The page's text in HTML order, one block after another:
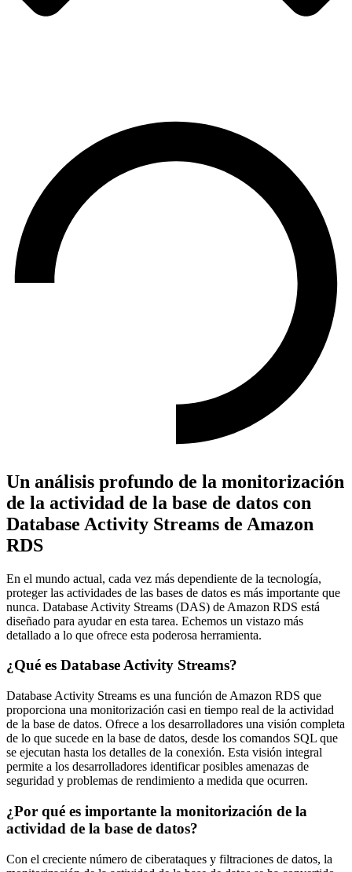
Un análisis profundo de la monitorización
de la actividad de la base de datos con
Database Activity Streams de Amazon
RDS
En el mundo actual, cada vez más dependiente de la tecnología,
proteger las actividades de las bases de datos es más importante que
nunca. Database Activity Streams (DAS) de Amazon RDS está
diseñado para ayudar en esta tarea. Echemos un vistazo más
detallado a lo que ofrece esta poderosa herramienta.
¿Qué es Database Activity Streams?
Database Activity Streams es una función de Amazon RDS que
proporciona una monitorización casi en tiempo real de la actividad
de la base de datos. Ofrece a los desarrolladores una visión completa
de lo que sucede en la base de datos, desde los comandos SQL que
se ejecutan hasta los detalles de la conexión. Esta visión integral
permite a los desarrolladores identificar posibles amenazas de
seguridad y problemas de rendimiento a medida que ocurren.
¿Por qué es importante la monitorización de la
actividad de la base de datos?
Con el creciente número de ciberataques y filtraciones de datos, la